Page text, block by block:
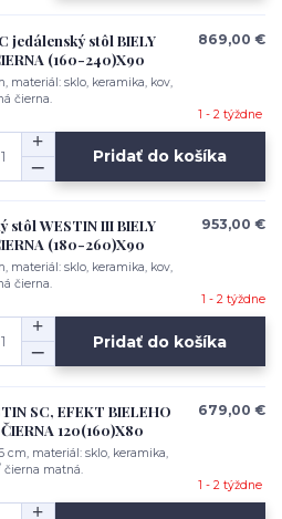
jedálenský stôl BIELY
(160-240)X90
materiál: sklo, keramika, kov,
čierna.
869,00 €
1 - 2 týždne
Pridať do košíka
stôl WESTIN III BIELY
(180-260)X90
materiál: sklo, keramika, kov,
čierna.
953,00 €
1 - 2 týždne
Pridať do košíka
SC, EFEKT BIELEHO
120(160)X80
cm, materiál: sklo, keramika,
čierna matná.
679,00 €
1 - 2 týždne